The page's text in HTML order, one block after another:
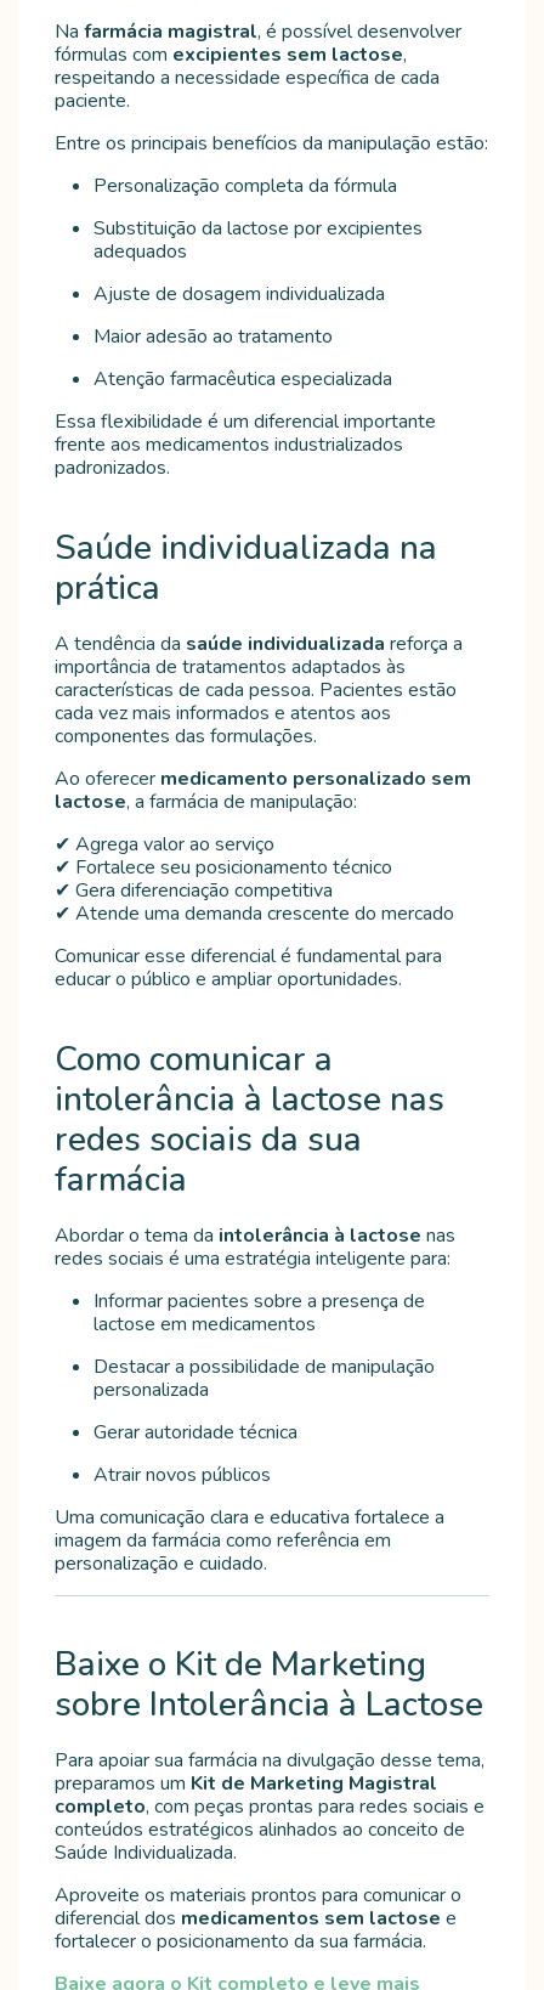
Na farmácia magistral, é possível desenvolver
fórmulas com excipientes sem lactose,
respeitando a necessidade específica de cada
paciente.
Entre os principais benefícios da manipulação estão:
Personalização completa da fórmula
Substituição da lactose por excipientes
adequados
Ajuste de dosagem individualizada
Maior adesão ao tratamento
Atenção farmacêutica especializada
Essa flexibilidade é um diferencial importante
frente aos medicamentos industrializados
padronizados.
Saúde individualizada na
prática
A tendência da saúde individualizada reforça a
importância de tratamentos adaptados às
características de cada pessoa. Pacientes estão
cada vez mais informados e atentos aos
componentes das formulações.
Ao oferecer medicamento personalizado sem
lactose, a farmácia de manipulação:
✔ Agrega valor ao serviço
✔ Fortalece seu posicionamento técnico
✔ Gera diferenciação competitiva
✔ Atende uma demanda crescente do mercado
Comunicar esse diferencial é fundamental para
educar o público e ampliar oportunidades.
Como comunicar a
intolerância à lactose nas
redes sociais da sua
farmácia
Abordar o tema da intolerância à lactose nas
redes sociais é uma estratégia inteligente para:
Informar pacientes sobre a presença de
lactose em medicamentos
Destacar a possibilidade de manipulação
personalizada
Gerar autoridade técnica
Atrair novos públicos
Uma comunicação clara e educativa fortalece a
imagem da farmácia como referência em
personalização e cuidado.
Baixe o Kit de Marketing
sobre Intolerância à Lactose
Para apoiar sua farmácia na divulgação desse tema,
preparamos um Kit de Marketing Magistral
completo, com peças prontas para redes sociais e
conteúdos estratégicos alinhados ao conceito de
Saúde Individualizada.
Aproveite os materiais prontos para comunicar o
diferencial dos medicamentos sem lactose e
fortalecer o posicionamento da sua farmácia.
Baixe agora o Kit completo e leve mais